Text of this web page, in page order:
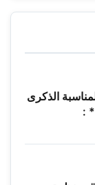
الذكرى